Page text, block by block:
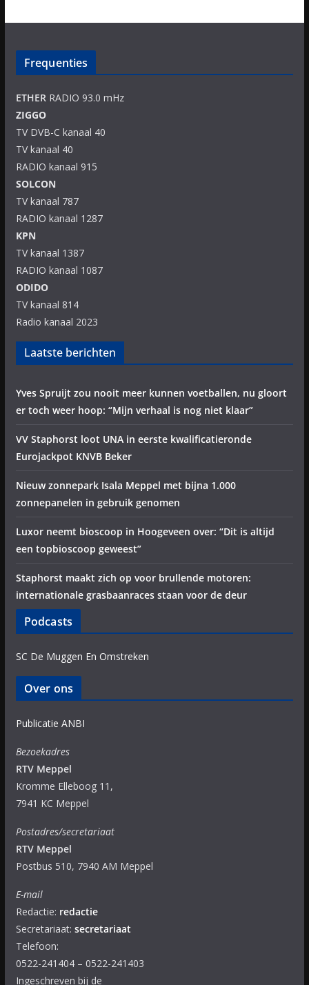
Frequenties
ETHERRADIO 93.0 mHz
ZIGGO
TV DVB-C kanaal 40
TV kanaal 40
RADIO kanaal 915
SOLCON
TV kanaal 787
RADIO kanaal 1287
KPN
TV kanaal 1387
RADIO kanaal 1087
ODIDO
TV kanaal 814
Radio kanaal 2023
Laatste berichten
Yves Spruijt zou nooit meer kunnen voetballen, nu gloort
er toch weer hoop: “Mijn verhaal is nog niet klaar”
VV Staphorst loot UNA in eerste kwalificatieronde
Eurojackpot KNVB Beker
Nieuw zonnepark Isala Meppel met bijna 1.000
zonnepanelen in gebruik genomen
Luxor neemt bioscoop in Hoogeveen over: “Dit is altijd
een topbioscoop geweest”
Staphorst maakt zich op voor brullende motoren:
internationale grasbaanraces staan voor de deur
Podcasts
SC De Muggen En Omstreken
Over ons
Publicatie ANBI
Bezoekadres
RTV Meppel
Kromme Elleboog 11,
7941 KC Meppel
Postadres/secretariaat
RTV Meppel
Postbus 510, 7940 AM Meppel
E-mail
Redactie: redactie
Secretariaat: secretariaat
Telefoon:
0522-241404 – 0522-241403
Ingeschreven bij de